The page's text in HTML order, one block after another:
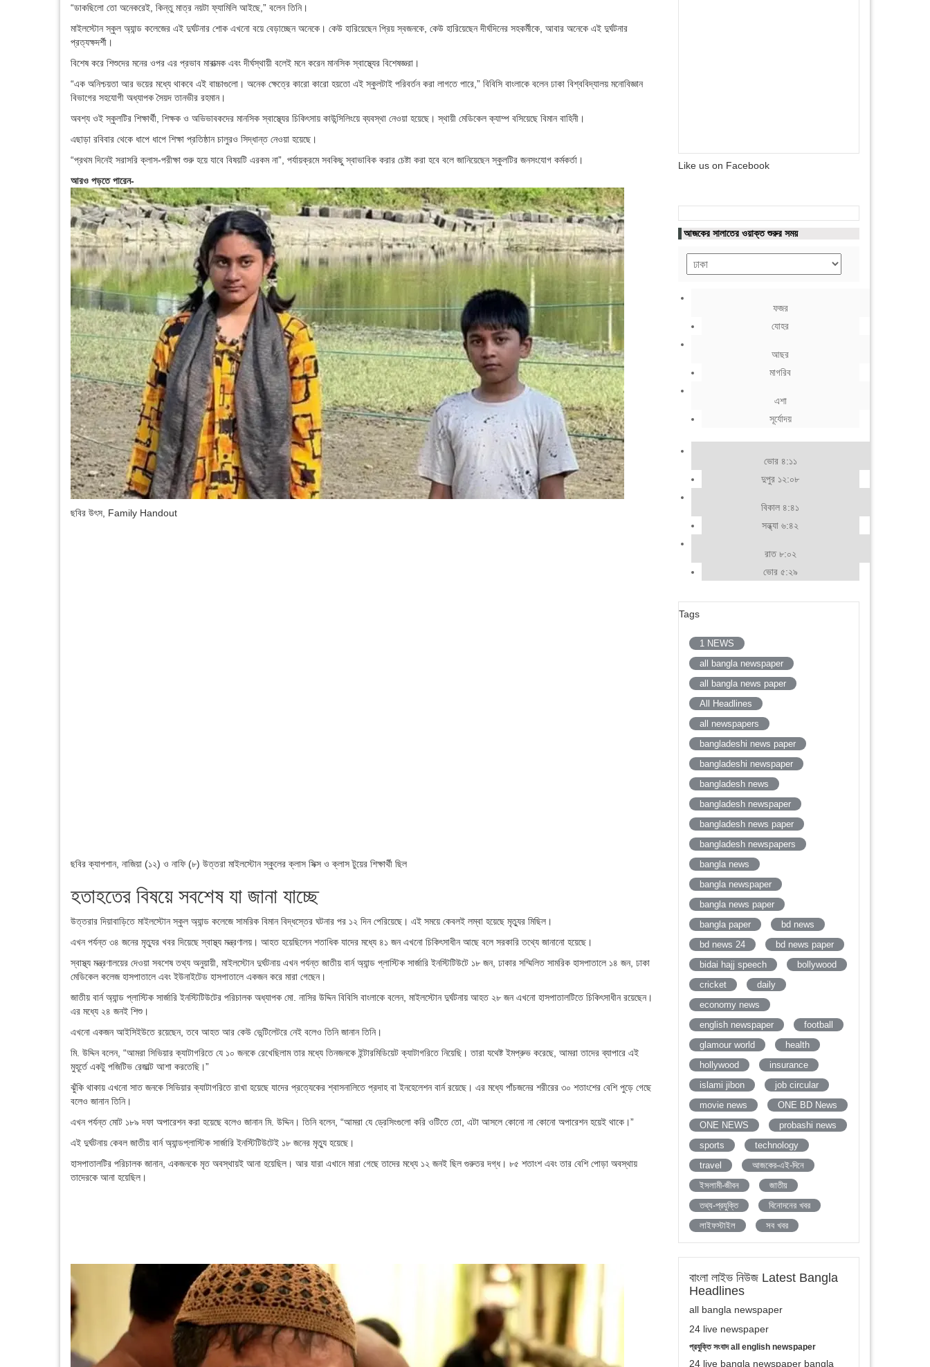
“ডাকছিলো তো অনেকরেই, কিন্তু মাত্র নয়টা ফ্যামিলি আইছে,” বলেন তিনি।
মাইলস্টোন স্কুল অ্যান্ড কলেজের এই দুর্ঘটনার শোক এখনো বয়ে বেড়াচ্ছেন অনেকে। কেউ হারিয়েছেন প্রিয় স্বজনকে, কেউ হারিয়েছেন দীর্ঘদিনের সহকর্মীকে, আবার অনেকে এই দুর্ঘটনার
প্রত্যক্ষদর্শী।
বিশেষ করে শিশুদের মনের ওপর এর প্রভাব মারাত্মক এবং দীর্ঘস্থায়ী বলেই মনে করেন মানসিক স্বাস্থ্যের বিশেষজ্ঞরা।
“এক অনিশ্চয়তা আর ভয়ের মধ্যে থাকবে এই বাচ্চাগুলো। অনেক ক্ষেত্রে কারো কারো হয়তো এই স্কুলটাই পরিবর্তন করা লাগতে পারে,” বিবিসি বাংলাকে বলেন ঢাকা বিশ্ববিদ্যালয় মনোবিজ্ঞান
বিভাগের সহযোগী অধ্যাপক সৈয়দ তানভীর রহমান।
অবশ্য ওই স্কুলটির শিক্ষার্থী, শিক্ষক ও অভিভাবকদের মানসিক স্বাস্থ্যের চিকিৎসায় কাউন্সিলিংয়ে ব্যবস্থা নেওয়া হয়েছে। স্থায়ী মেডিকেল ক্যাম্প বসিয়েছে বিমান বাহিনী।
এছাড়া রবিবার থেকে ধাপে ধাপে শিক্ষা প্রতিষ্ঠান চালুরও সিদ্ধান্ত নেওয়া হয়েছে।
“প্রথম দিনেই সরাসরি ক্লাস-পরীক্ষা শুরু হয়ে যাবে বিষয়টি এরকম না”, পর্যায়ক্রমে সবকিছু স্বাভাবিক করার চেষ্টা করা হবে বলে জানিয়েছেন স্কুলটির জনসংযোগ কর্মকর্তা।
আরও পড়তে পারেন-
ছবির উৎস, Family Handout
ছবির ক্যাপশান, নাজিয়া (১২) ও নাফি (৮) উত্তরা মাইলস্টোন স্কুলের ক্লাস সিক্স ও ক্লাস টুয়ের শিক্ষার্থী ছিল
হতাহতের বিষয়ে সবশেষ যা জানা যাচ্ছে
উত্তরার দিয়াবাড়িতে মাইলস্টোন স্কুল অ্যান্ড কলেজে সামরিক বিমান বিদ্ধস্তের ঘটনার পর ১২ দিন পেরিয়েছে। এই সময়ে কেবলই লম্বা হয়েছে মৃত্যুর মিছিল।
এখন পর্যন্ত ৩৪ জনের মৃত্যুর খবর দিয়েছে স্বাস্থ্য মন্ত্রণালয়। আহত হয়েছিলেন শতাধিক যাদের মধ্যে ৪১ জন এখনো চিকিৎসাধীন আছে বলে সরকারি তথ্যে জানানো হয়েছে।
স্বাস্থ্য মন্ত্রণালয়ের দেওয়া সবশেষ তথ্য অনুয়ায়ী, মাইলস্টোন দুর্ঘটনায় এখন পর্যন্ত জাতীয় বার্ন অ্যান্ড প্লাস্টিক সার্জারি ইনস্টিটিউটে ১৮ জন, ঢাকার সম্মিলিত সামরিক হাসপাতালে ১৪ জন, ঢাকা
মেডিকেল কলেজ হাসপাতালে এবং ইউনাইটেড হাসপাতালে একজন করে মারা গেছেন।
জাতীয় বার্ন অ্যান্ড প্লাস্টিক সার্জারি ইনস্টিটিউটের পরিচালক অধ্যাপক মো. নাসির উদ্দিন বিবিসি বাংলাকে বলেন, মাইলস্টোন দুর্ঘটনায় আহত ২৮ জন এখনো হাসপাতালটিতে চিকিৎসাধীন রয়েছেন।
এর মধ্যে ২৪ জনই শিশু।
এখনো একজন আইসিইউতে রয়েছেন, তবে আহত আর কেউ ভেন্টিলেটরে নেই বলেও তিনি জানান তিনি।
মি. উদ্দিন বলেন, “আমরা সিভিয়ার ক্যাটাগরিতে যে ১০ জনকে রেখেছিলাম তার মধ্যে তিনজনকে ইন্টারমিডিয়েট ক্যাটাগরিতে নিয়েছি। তারা যথেষ্ট ইমপ্রুভ করেছে, আমরা তাদের ব্যাপারে এই
মুহূর্তে একটু পজিটিভ রেজাল্ট আশা করতেছি।”
ঝুঁকি থাকায় এখনো সাত জনকে সিভিয়ার ক্যাটাগরিতে রাখা হয়েছে যাদের প্রত্যেকের শ্বাসনালিতে প্রদাহ বা ইনহেলেশন বার্ন রয়েছে। এর মধ্যে পাঁচজনের শরীরের ৩০ শতাংশের বেশি পুড়ে গেছে
বলেও জানান তিনি।
এখন পর্যন্ত মোট ১৮৯ দফা অপারেশন করা হয়েছে বলেও জানান মি. উদ্দিন। তিনি বলেন, “আমরা যে ড্রেসিংগুলো করি ওটিতে তো, এটা আসলে কোনো না কোনো অপারেশন হয়েই থাকে।”
এই দুর্ঘটনায় কেবল জাতীয় বার্ন অ্যান্ডপ্লাস্টিক সার্জারি ইনস্টিটিউটেই ১৮ জনের মৃত্যু হয়েছে।
হাসপাতালটির পরিচালক জানান, একজনকে মৃত অবস্থায়ই আনা হয়েছিল। আর যারা এখানে মারা গেছে তাদের মধ্যে ১২ জনই ছিল গুরুতর দগ্ধ। ৮৫ শতাংশ এবং তার বেশি পোড়া অবস্থায়
তাদেরকে আনা হয়েছিল।
Like us on Facebook
আজকের সালাতের ওয়াক্ত শুরুর সময়
ফজর
যোহর
আছর
মাগরিব
এশা
সূর্যোদয়
ভোর ৪:১১
দুপুর ১২:০৮
বিকাল ৪:৪১
সন্ধ্যা ৬:৪২
রাত ৮:০২
ভোর ৫:২৯
Tags
1 NEWS
all bangla newspaper
all bangla news paper
All Headlines
all newspapers
bangladeshi news paper
bangladeshi newspaper
bangladesh news
bangladesh newspaper
bangladesh news paper
bangladesh newspapers
bangla news
bangla newspaper
bangla news paper
bangla paper
bd news
bd news 24
bd news paper
bidai hajj speech
bollywood
cricket
daily
economy news
english newspaper
football
glamour world
health
hollywood
insurance
islami jibon
job circular
movie news
ONE BD News
ONE NEWS
probashi news
sports
technology
travel
আজকের-এই-দিনে
ইসলামী-জীবন
জাতীয়
তথ্য-প্রযুক্তি
বিনোদনের খবর
লাইফস্টাইল
সব খবর
বাংলা লাইভ নিউজ Latest Bangla
Headlines
all bangla newspaper
24 live newspaper
প্রযুক্তি সংবাদ all english newspaper
24 live bangla newspaper bangla